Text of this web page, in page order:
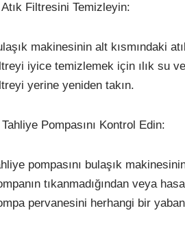
Filtresini Temizleyin:
makinesinin alt kısmındaki
iyice temizlemek için ılık su
yerine yeniden takın.
Pompasını Kontrol Edin:
pompasını bulaşık
tıkanmadığından veya
pervanesini herhangi bir